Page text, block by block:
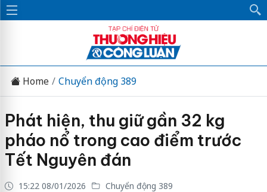
Home Chuyển động 389
Phát hiện, thu giữ gần 32 kg
pháo nổ trong cao điểm trước
Tết Nguyên đán
15:22 08/01/2026 Chuyển động 389